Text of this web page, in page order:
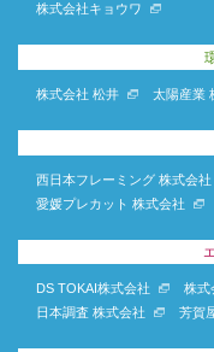
株式会社キョウワ
株式会社 松井 太陽産業
西日本フレーミング 株式会社
愛媛プレカット 株式会社
DS TOKAI株式会社 株式
日本調査 株式会社
芳賀